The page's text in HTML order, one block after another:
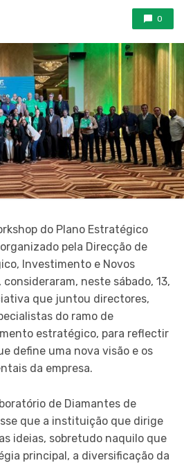
0
do Plano Estratégico
pela Direcção de
Investimento e Novos
consideraram, neste sábado, 13,
que juntou directores,
do ramo de
estratégico, para reflectir
define uma nova visão e os
da empresa.
de Diamantes de
que a instituição que dirige
ideias, sobretudo naquilo que
principal, a diversificação da